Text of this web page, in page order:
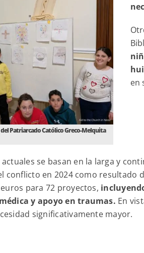
Patriarcado Católico Greco-Melquita
en
se basan en la larga y
conflicto en 2024 como resultado
para 72 proyectos,
y apoyo en traumas. En
significativamente mayor.